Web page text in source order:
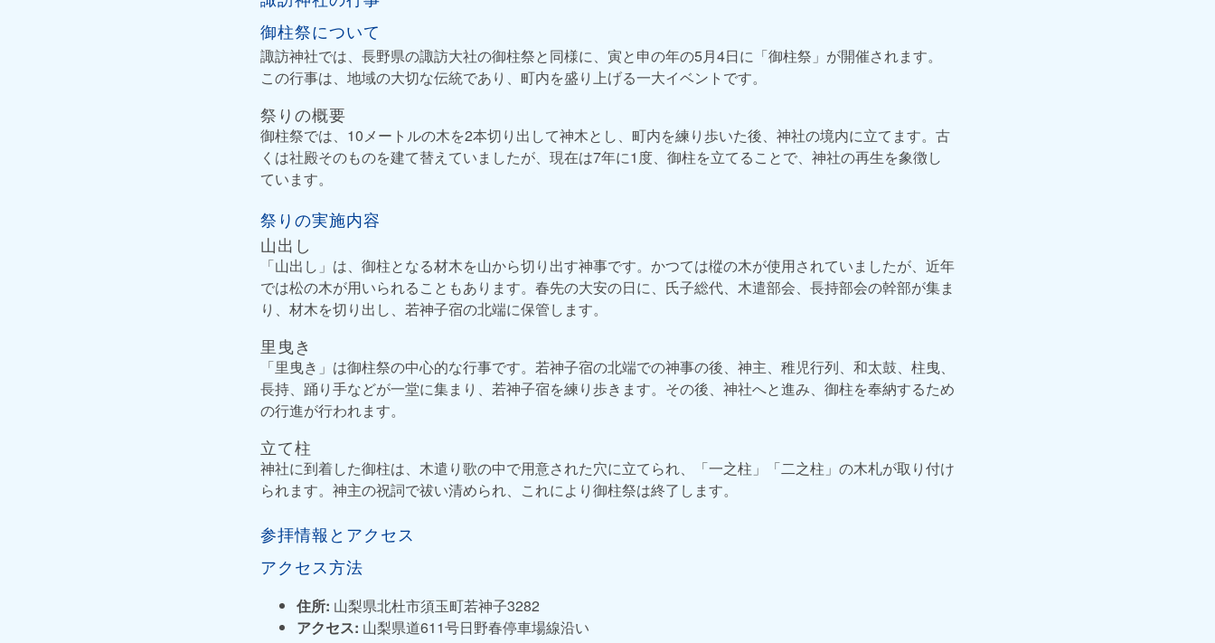
御柱祭について
諏訪神社では、長野県の諏訪大社の御柱祭と同様に、寅と申の年の5月4日に「御柱祭」が開催されます。
この行事は、地域の大切な伝統であり、町内を盛り上げる一大イベントです。
祭りの概要
御柱祭では、10メートルの木を2本切り出して神木とし、町内を練り歩いた後、神社の境内に立てます。古
くは社殿そのものを建て替えていましたが、現在は7年に1度、御柱を立てることで、神社の再生を象徴し
ています。
祭りの実施内容
山出し
「山出し」は、御柱となる材木を山から切り出す神事です。かつては樅の木が使用されていましたが、近年
では松の木が用いられることもあります。春先の大安の日に、氏子総代、木遣部会、長持部会の幹部が集ま
り、材木を切り出し、若神子宿の北端に保管します。
里曳き
「里曳き」は御柱祭の中心的な行事です。若神子宿の北端での神事の後、神主、稚児行列、和太鼓、柱曳、
長持、踊り手などが一堂に集まり、若神子宿を練り歩きます。その後、神社へと進み、御柱を奉納するため
の行進が行われます。
立て柱
神社に到着した御柱は、木遣り歌の中で用意された穴に立てられ、「一之柱」「二之柱」の木札が取り付け
られます。神主の祝詞で祓い清められ、これにより御柱祭は終了します。
参拝情報とアクセス
アクセス方法
住所: 山梨県北杜市須玉町若神子3282
アクセス: 山梨県道611号日野春停車場線沿い